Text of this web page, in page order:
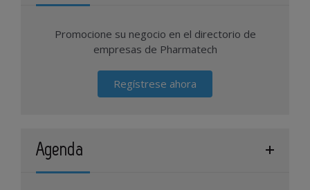
Promocione su negocio en el directorio de
empresas de Pharmatech
Regístrese ahora
Agenda